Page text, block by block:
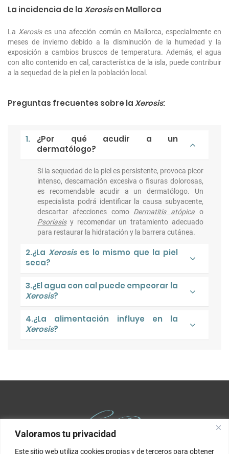
Valoramos tu privacidad
Este sitio web utiliza cookies propias y de terceros para obtener
La incidencia de laXerosisen Mallorca
La Xerosises una afección común en Mallorca, especialmente en
meses de invierno debido a la disminución de la humedad y la
exposición a cambios bruscos de temperatura. Además, el agua
con alto contenido en cal, característica de la isla, puede contribuir
a la sequedad de la piel en la población local.
Preguntas frecuentes sobre laXerosis:
1.
¿Por qué acudir a un
dermatólogo?
Si la sequedad de la piel es persistente, provoca picor
intenso, descamación excesiva o fisuras dolorosas,
es recomendable acudir a un dermatólogo. Un
especialista podrá identificar la causa subyacente,
descartar afecciones como Dermatitis atópica o
Psoriasisy recomendar un tratamiento adecuado
para restaurar la hidratación y la barrera cutánea.
2.¿La Xerosises lo mismo que la piel
seca?
3.¿El agua con cal puede empeorar la
Xerosis?
4.¿La alimentación influye en la
Xerosis?